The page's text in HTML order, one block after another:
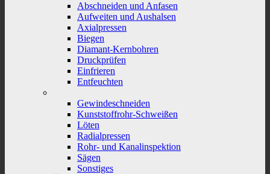
Abschneiden und Anfasen
Aufweiten und Aushalsen
Axialpressen
Biegen
Diamant-Kernbohren
Druckprüfen
Einfrieren
Entfeuchten
Gewindeschneiden
Kunststoffrohr-Schweißen
Löten
Radialpressen
Rohr- und Kanalinspektion
Sägen
Sonstiges